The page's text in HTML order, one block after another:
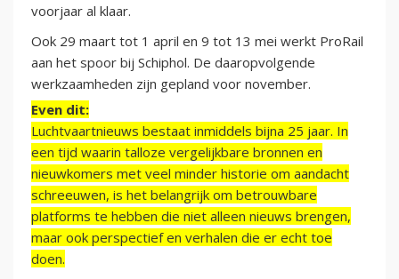
voorjaar al klaar.
Ook 29 maart tot 1 april en 9 tot 13 mei werkt ProRail
aan het spoor bij Schiphol. De daaropvolgende
werkzaamheden zijn gepland voor november.
Even dit:
Luchtvaartnieuws bestaat inmiddels bijna 25 jaar. In
een tijd waarin talloze vergelijkbare bronnen en
nieuwkomers met veel minder historie om aandacht
schreeuwen, is het belangrijk om betrouwbare
platforms te hebben die niet alleen nieuws brengen,
maar ook perspectief en verhalen die er echt toe
doen.